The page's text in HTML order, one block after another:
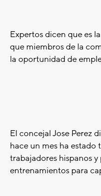
Expertos dicen que es
que miembros de la
la oportunidad de
El concejal Jose Perez
hace un mes ha
trabajadores hispanos
entrenamientos para